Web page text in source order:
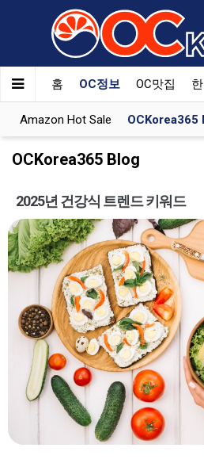
홈 OC정보 OC맛집
Amazon Hot Sale OCKorea365
OCKorea365 Blog
2025년 건강식 트렌드 키워드